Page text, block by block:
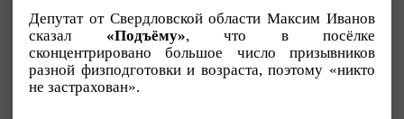
Депутат от Свердловской области Максим Иванов
сказал «Подъёму», что в посёлке
сконцентрировано большое число призывников
разной физподготовки и возраста, поэтому «никто
не застрахован».